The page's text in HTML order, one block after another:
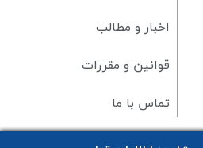
اخبار و مطالب
قوانین و مقررات
تماس با ما